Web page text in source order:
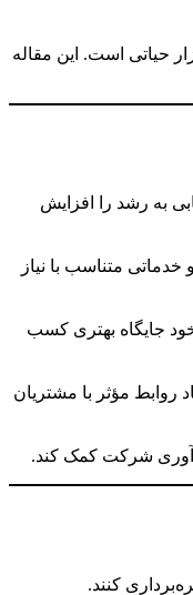
حیاتی است. این مقاله
به رشد را افزایش
متناسب با نیاز
جایگاه بهتری کسب
روابط مؤثر با مشتریان
شرکت کمک کند.
کنند.